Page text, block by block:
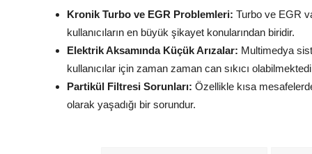
Kronik Turbo ve EGR Problemleri: Turbo ve EGR
kullanıcıların en büyük şikayet konularından biridir.
Elektrik Aksamında Küçük Arızalar: Multimedya
kullanıcılar için zaman zaman can sıkıcı
Partikül Filtresi Sorunları: Özellikle kısa
olarak yaşadığı bir sorundur.